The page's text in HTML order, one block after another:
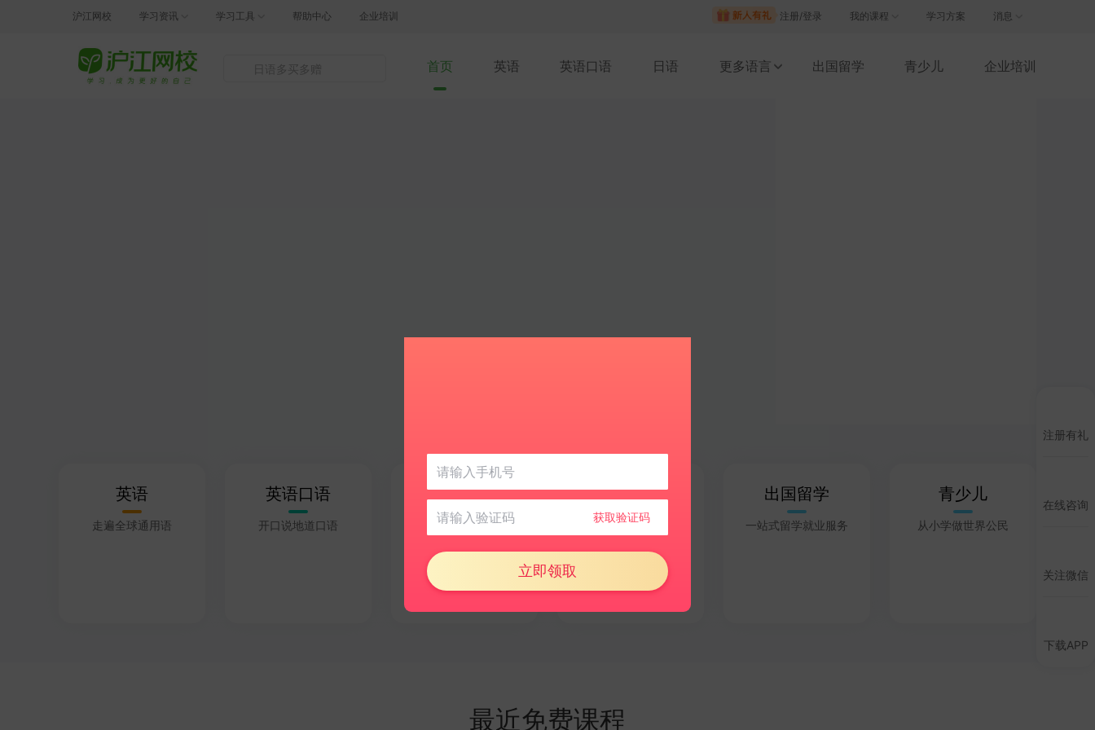
沪江网校 学习资讯 学习工具 帮助中心 企业培训 注册/登录 我的课程 学习方案 消息
首页 英语 英语口语 日语 更多语言 出国留学 青少儿 企业培训
英语
走遍全球通用语
英语口语
开口说地道口语
日语
文化相近好上手
更多语言
探索小众新世界
出国留学
一站式留学就业服务
青少儿
从小学做世界公民
最近免费课程
注册有礼
在线咨询
关注微信
下载APP
获取验证码
立即领取